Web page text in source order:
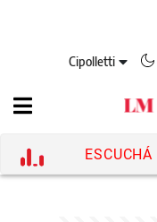
Cipolletti
ESCUCHÁ